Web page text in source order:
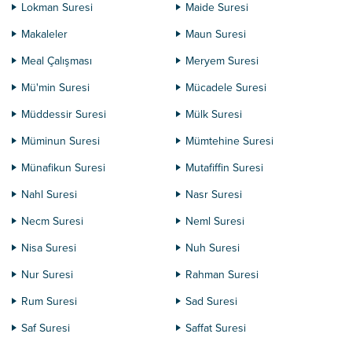
Lokman Suresi
Maide Suresi
Makaleler
Maun Suresi
Meal Çalışması
Meryem Suresi
Mü'min Suresi
Mücadele Suresi
Müddessir Suresi
Mülk Suresi
Müminun Suresi
Mümtehine Suresi
Münafikun Suresi
Mutafiffin Suresi
Nahl Suresi
Nasr Suresi
Necm Suresi
Neml Suresi
Nisa Suresi
Nuh Suresi
Nur Suresi
Rahman Suresi
Rum Suresi
Sad Suresi
Saf Suresi
Saffat Suresi